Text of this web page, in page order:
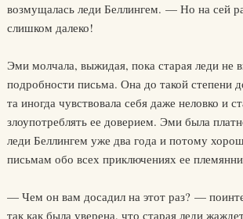
возмущалась леди Беллингем. — Но на сей
слишком далеко!
Эми молчала, выжидая, пока старая леди не
подробности письма. Она до такой степени
та иногда чувствовала себя даже неловко и
злоупотреблять ее доверием. Эми была
леди Беллингем уже два года и потому
письмам обо всех приключениях ее
— Чем он вам досадил на этот раз? —
так как была уверена, что старая леди